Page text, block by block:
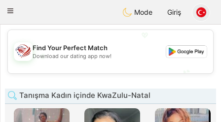
Dating
Toggle
Mode Giriş
💖
💕
Find Your Perfect Match
Download our dating app now!
Tanışma Kadın içinde KwaZulu-Natal